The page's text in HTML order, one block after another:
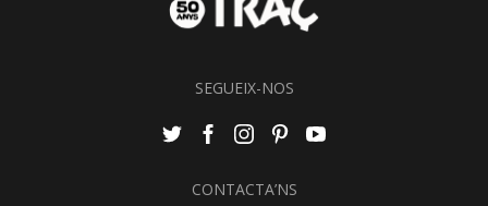
SEGUEIX-NOS
CONTACTA’NS